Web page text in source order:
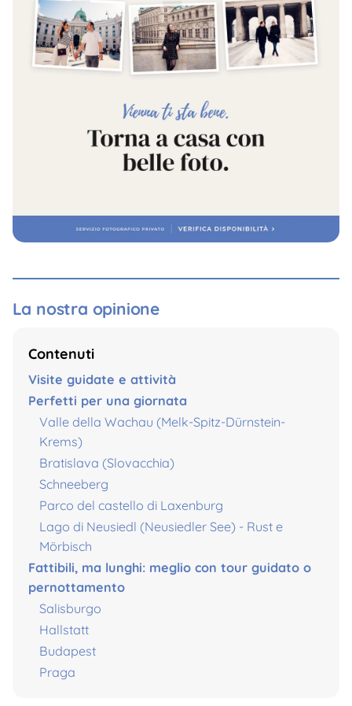
La nostra opinione
Contenuti
Visite guidate e attività
Perfetti per una giornata
Valle della Wachau (Melk-Spitz-Dürnstein-
Krems)
Bratislava (Slovacchia)
Schneeberg
Parco del castello di Laxenburg
Lago di Neusiedl (Neusiedler See) - Rust e
Mörbisch
Fattibili, ma lunghi: meglio con tour guidato o
pernottamento
Salisburgo
Hallstatt
Budapest
Praga